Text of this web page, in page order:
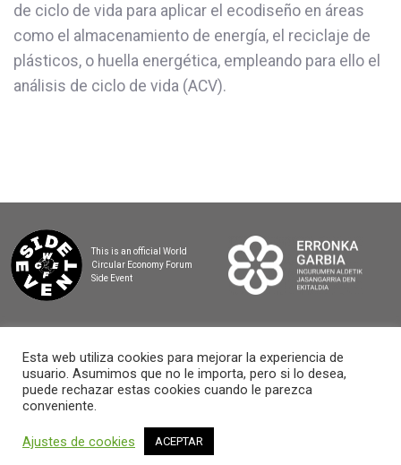
de ciclo de vida para aplicar el ecodiseño en áreas
como el almacenamiento de energía, el reciclaje de
plásticos, o huella energética, empleando para ello el
análisis de ciclo de vida (ACV).
This is an official World
Circular Economy Forum
Side Event
2025 BASQUE CIRCULAR SUMMIT
Esta web utiliza cookies para mejorar la experiencia de
usuario. Asumimos que no le importa, pero si lo desea,
puede rechazar estas cookies cuando le parezca
conveniente.
Ajustes de cookies ACEPTAR